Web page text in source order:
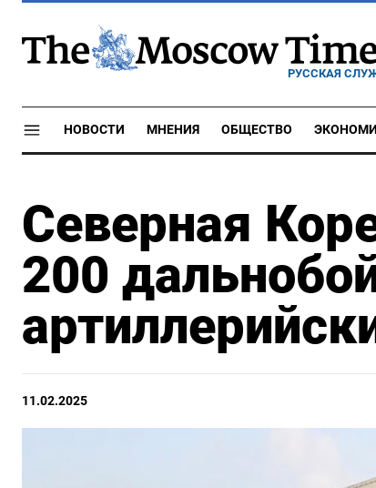
РУССКАЯ
НОВОСТИ МНЕНИЯ ОБЩЕСТВО
Северная
200
11.02.2025